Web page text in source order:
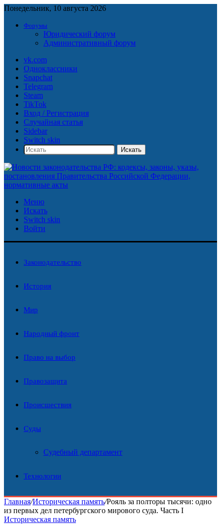
Понедельник, 10 августа 2026
Форумы
Юридический форум
Административный форум
vk.com
Одноклассники
Snapchat
Telegram
Steam
TikTok
Вход / Регистрация
Случайная статья
Sidebar
Switch skin
Искать
Меню
Искать
Switch skin
Войти
Законодательство
История
Мир
Народный фронт
Право на выбор
Правозащита
Происшествия
Суды
Судебный департамент
Технологии
Главная/Историческая память/Рояль за полторы тысячи: одно
из первых дел петербургского мирового суда. Часть I
Историческая память